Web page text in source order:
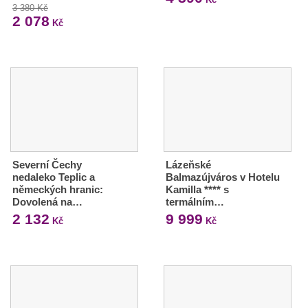
3 380 Kč
2 078 Kč
Severní Čechy
nedaleko Teplic a
německých hranic:
Dovolená na…
2 132 Kč
Lázeňské
Balmazújváros v Hotelu
Kamilla **** s
termálním…
9 999 Kč